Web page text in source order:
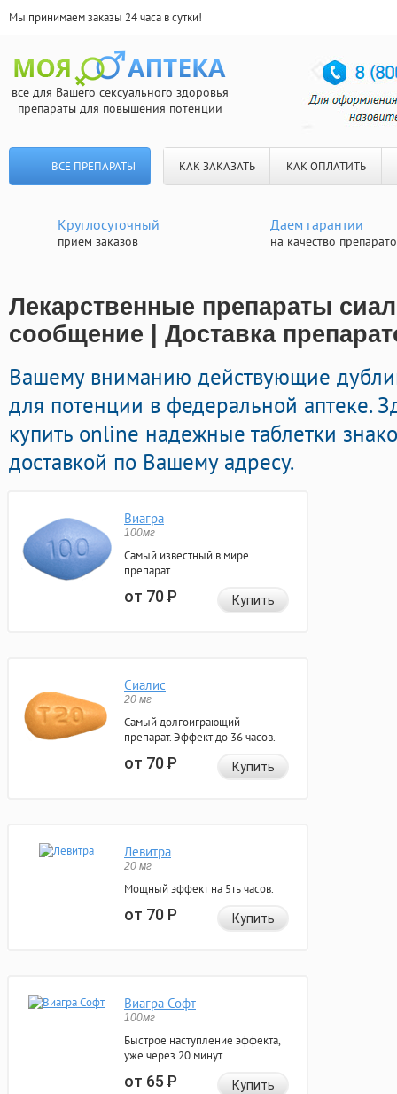
Мы принимаем заказы 24 часа в сутки!
все для Вашего сексуального здоровья
препараты для повышения потенции
ВСЕ ПРЕПАРАТЫ КАК ЗАКАЗАТЬ КАК ОПЛАТИТЬ
Круглосуточный
прием заказов
Даем гарантии
на качество
Лекарственные препараты
сообщение | Доставка
Вашему вниманию действующие
для потенции в федеральной аптеке.
купить online надежные таблетки
доставкой по Вашему адресу.
Виагра
100мг
Самый известный в мире
препарат
от 70Р Купить
Сиалис
20 мг
Самый долгоиграющий
препарат. Эффект до 36 часов.
от 70Р Купить
Левитра
20 мг
Мощный эффект на 5ть часов.
от 70Р Купить
Виагра Софт
100мг
Быстрое наступление эффекта,
уже через 20 минут.
от 65Р Купить